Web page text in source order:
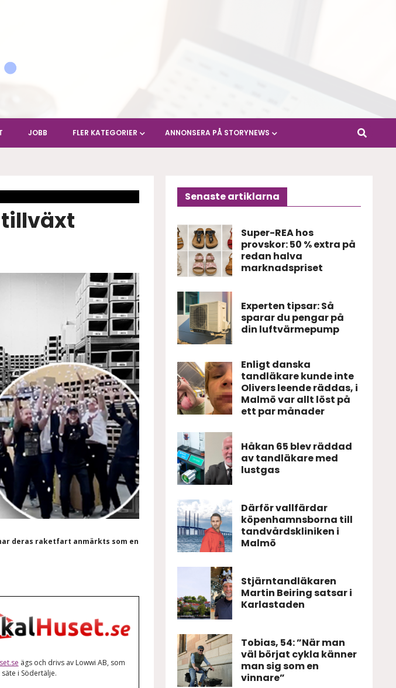
JOBB FLER KATEGORIER ANNONSERA PÅ STORYNEWS
tillväxt
deras raketfart anmärkts som en
ägs och drivs av Lowwi AB, som
i Södertälje.
Senaste artiklarna
Super-REA hos
provskor: 50 % extra på
redan halva
marknadspriset
Experten tipsar: Så
sparar du pengar på
din luftvärmepump
Enligt danska
tandläkare kunde inte
Olivers leende räddas, i
Malmö var allt löst på
ett par månader
Håkan 65 blev räddad
av tandläkare med
lustgas
Därför vallfärdar
köpenhamnsborna till
tandvårdskliniken i
Malmö
Stjärntandläkaren
Martin Beiring satsar i
Karlastaden
Tobias, 54: ”När man
väl börjat cykla känner
man sig som en
vinnare”